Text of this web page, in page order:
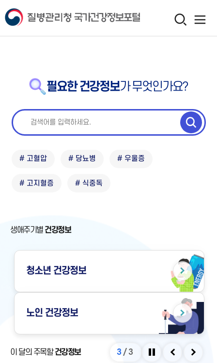
필요한 건강정보가 무엇인가요?
# 고혈압 # 당뇨병 # 우울증
# 고지혈증 # 식중독
생애주기별 건강정보
청소년 건강정보
노인 건강정보
이 달의 주목할건강정보 3 /3